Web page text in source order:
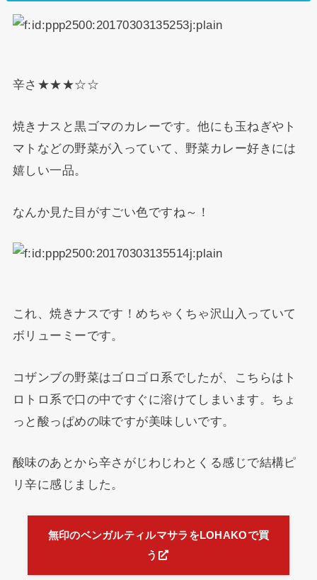
辛さ★★★☆☆
焼きナスと黒ゴマのカレーです。他にも玉ねぎやト
マトなどの野菜が入っていて、野菜カレー好きには
嬉しい一品。
なんか見た目がすごい色ですね～！
これ、焼きナスです！めちゃくちゃ沢山入っていて
ボリューミーです。
コザンブの野菜はゴロゴロ系でしたが、こちらはト
ロトロ系で口の中ですぐに溶けてしまいます。ちょ
っと酸っぱめの味ですが美味しいです。
酸味のあとから辛さがじわじわとくる感じで結構ピ
リ辛に感じました。
無印のベンガルティルマサラをLOHAKOで買
う